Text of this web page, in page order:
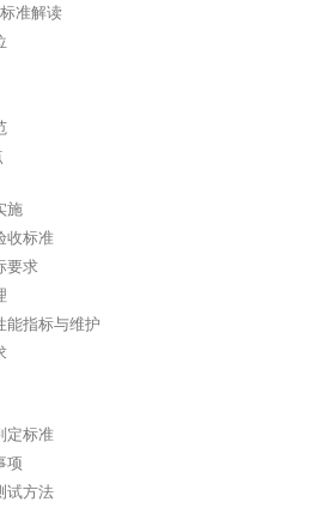
准解读
施
收标准
要求
能指标与维护
定标准
项
试方法